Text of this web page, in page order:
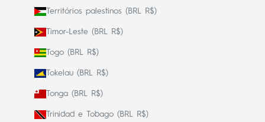
Territórios palestinos (BRL R$)
Timor-Leste (BRL R$)
Togo (BRL R$)
Tokelau (BRL R$)
Tonga (BRL R$)
Trinidad e Tobago (BRL R$)